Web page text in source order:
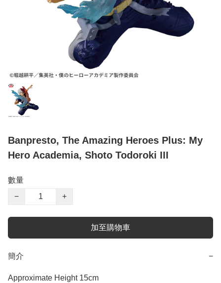
Banpresto, The Amazing Heroes Plus: My
Hero Academia, Shoto Todoroki III
數量
−
+
加至購物車
簡介 −
Approximate Height 15cm